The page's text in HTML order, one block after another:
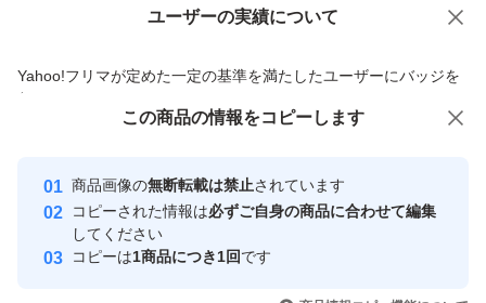
------------検索用------------
新政、飛露喜、田酒、東洋美人、写楽、No6、鳳凰美田、
久保田、作、澤屋まつもと、大吟醸、純米大吟醸、日本
冩楽、飛露喜、十四代、磯自慢
くどき上手、澤屋まつもと、花陽浴、勝駒、九平次、久保
田、山田錦、白鶴錦、居酒屋
ユーザーの実績について
Yahoo!フリマが定めた一定の基準を満たしたユーザーにバッジを
付与しています
安心取引出品者
心・安全なユーザーです
取引実績
引を完了させた実績があります
価格の相談 商品への質問
この商品の情報をコピーします
商品画像の無断転載は禁止されています
コピーされた情報は必ずご自身の商品に合わせて編集
してください
コピーは1商品につき1回です
この商品をみている人にオススメ